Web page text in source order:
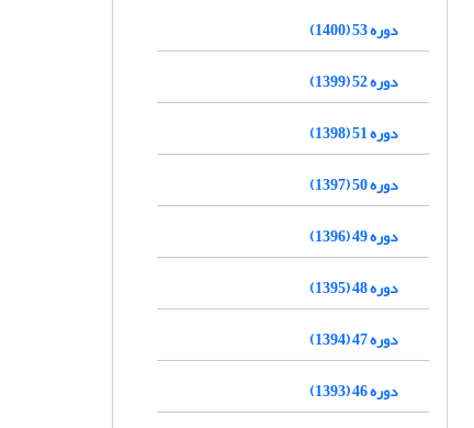
دوره 53 (1400)
دوره 52 (1399)
دوره 51 (1398)
دوره 50 (1397)
دوره 49 (1396)
دوره 48 (1395)
دوره 47 (1394)
دوره 46 (1393)